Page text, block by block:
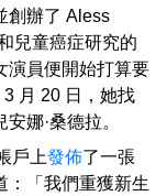
創辦了 Aless
兒童癌症研究的
演員便開始打算要
月 20 日，她找
娜·桑德拉。
戶上發佈了一張
：「我們重獲新生